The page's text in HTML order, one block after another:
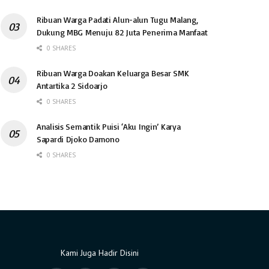
Ribuan Warga Padati Alun-alun Tugu Malang,
Dukung MBG Menuju 82 Juta Penerima Manfaat
0 SHARES
Ribuan Warga Doakan Keluarga Besar SMK
Antartika 2 Sidoarjo
0 SHARES
Analisis Semantik Puisi ‘Aku Ingin’ Karya
Sapardi Djoko Damono
0 SHARES
Kami Juga Hadir Disini